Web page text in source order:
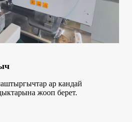
ар кандай
жооп берет.